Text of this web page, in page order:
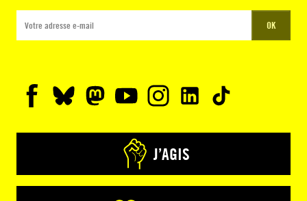
OK
J’AGIS